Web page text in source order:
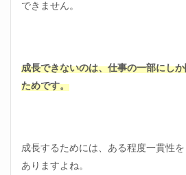
できません。
成長できないのは、仕事の一部にし
ためです。
成長するためには、ある程度一貫性
ありますよね。